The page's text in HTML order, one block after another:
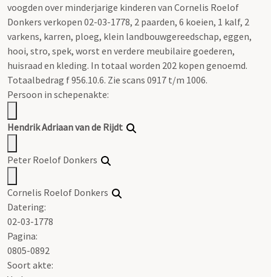
voogden over minderjarige kinderen van Cornelis Roelof
Donkers verkopen 02-03-1778, 2 paarden, 6 koeien, 1 kalf, 2
varkens, karren, ploeg, klein landbouwgereedschap, eggen,
hooi, stro, spek, worst en verdere meubilaire goederen,
huisraad en kleding. In totaal worden 202 kopen genoemd.
Totaalbedrag f 956.10.6. Zie scans 0917 t/m 1006.
Persoon in schepenakte:
Hendrik Adriaan van de Rijdt
Peter Roelof Donkers
Cornelis Roelof Donkers
Datering:
02-03-1778
Pagina:
0805-0892
Soort akte: